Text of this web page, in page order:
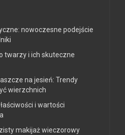
nowoczesne podejście
twarzy i ich skuteczne
na jesień: Trendy
wierzchnich
i wartości
makijaż wieczorowy